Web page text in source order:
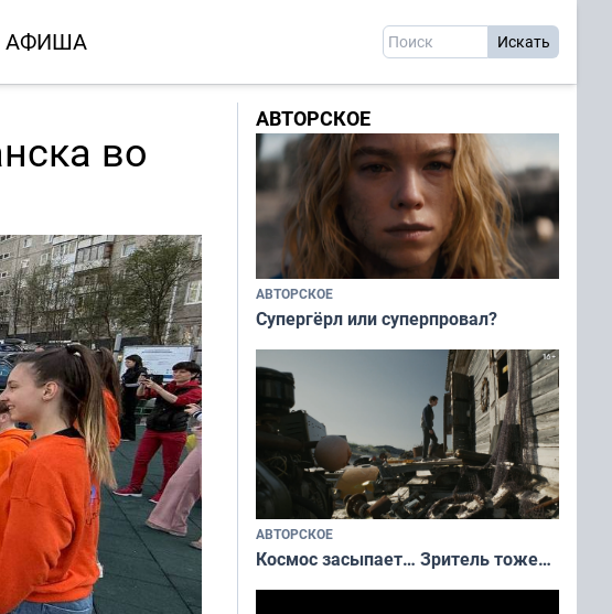
АФИША
во
АВТОРСКОЕ
АВТОРСКОЕ
Супергёрл или суперпровал?
АВТОРСКОЕ
Космос засыпает… Зритель тоже…